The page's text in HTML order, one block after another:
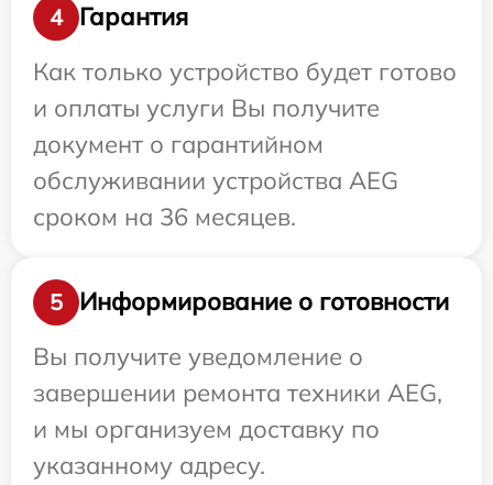
4
Гарантия
Как только устройство будет готово
и оплаты услуги Вы получите
документ о гарантийном
обслуживании устройства AEG
сроком на 36 месяцев.
5
Информирование о готовности
Вы получите уведомление о
завершении ремонта техники AEG,
и мы организуем доставку по
указанному адресу.